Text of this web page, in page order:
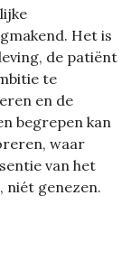
Het is
de patiënt
te
en de
begrepen kan
waar
van het
niét genezen.